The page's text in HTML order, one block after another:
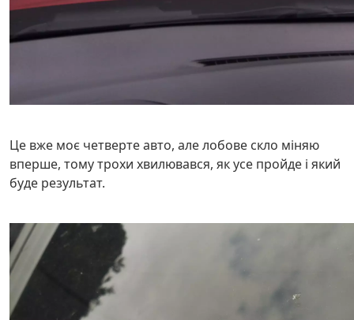
Це вже моє четверте авто, але лобове скло міняю
вперше, тому трохи хвилювався, як усе пройде і який
буде результат.